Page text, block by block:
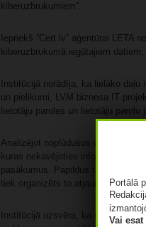
kiberuzbrukumiem”.
Iepriekš “Cert.lv” aģentūrai LETA
kiberuzbrukumā iegūtajiem
Institūcijā norādīja, ka lielāko
un pielikumi, LVM biznesa IT
lietotāju paroles un lietotāju paroļu
Analizējot noplūdušos datus,
kuras nekavējoties informē par
pasākumus. Papildus tam visi
tiek organizēts to atjaunošanas
Institūcijā uzsvēra, ka šādu
Portālā
Vai